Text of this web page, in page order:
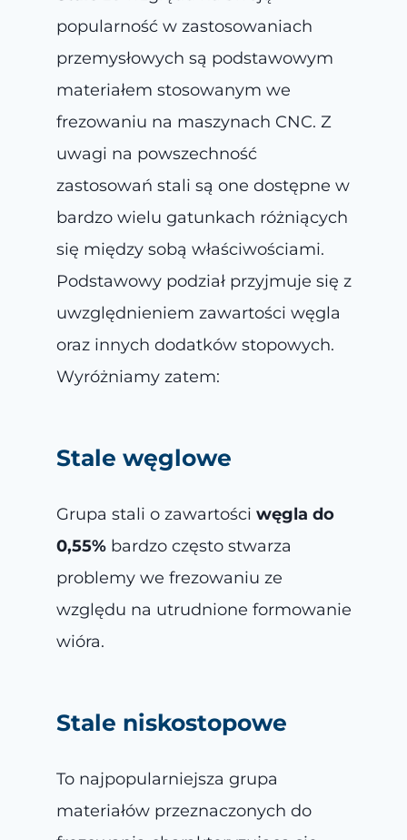
popularność w zastosowaniach
przemysłowych są podstawowym
materiałem stosowanym we
frezowaniu na maszynach CNC. Z
uwagi na powszechność
zastosowań stali są one dostępne w
bardzo wielu gatunkach różniących
się między sobą właściwościami.
Podstawowy podział przyjmuje się z
uwzględnieniem zawartości węgla
oraz innych dodatków stopowych.
Wyróżniamy zatem:
Stale węglowe
Grupa stali o zawartości węgla do
0,55%bardzo często stwarza
problemy we frezowaniu ze
względu na utrudnione formowanie
wióra.
Stale niskostopowe
To najpopularniejsza grupa
materiałów przeznaczonych do